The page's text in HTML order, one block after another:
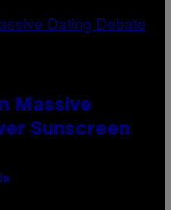
Massive
Sunscreen